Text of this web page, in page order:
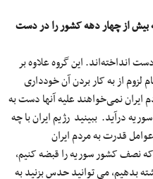
بیش از چهار دهه کشور را در دست
انداخته‌اند. این گروه علاوه بر
لزوم از به ‌کار بردن آن خودداری
نمی‌خواهند علیه آنها دست به
درآید. ببینید رژیم ایران با چه
قدرت به مردم ایران
که نصف کشور سوریه را قبضه کنیم،
بدهیم، می توانید حدس بزنید به